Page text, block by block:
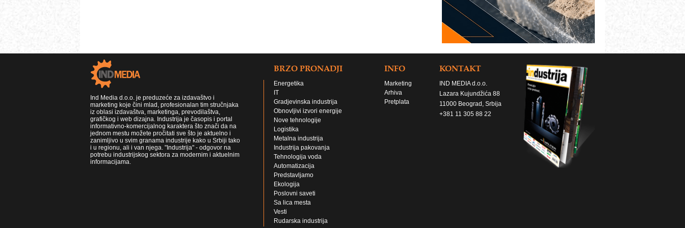
Ind Media d.o.o. je preduzeće za izdavaštvo i
marketing koje čini mlad, profesionalan tim stručnjaka
iz oblasi izdavaštva, marketinga, prevodilaštva,
grafičkog i web dizajna. Industrija je časopis i portal
informativno-komercijalnog karaktera što znači da na
jednom mestu možete pročitati sve što je aktuelno i
zanimljivo u svim granama industrije kako u Srbiji tako
i u regionu, ali i van njega. "Industrija" - odgovor na
potrebu industrijskog sektora za modernim i aktuelnim
informacijama.
BRZO PRONADJI
Energetika
IT
Gradjevinska industrija
Obnovljivi izvori energije
Nove tehnologije
Logistika
Metalna industrija
Industrija pakovanja
Tehnologija voda
Automatizacija
Predstavljamo
Ekologija
Poslovni saveti
Sa lica mesta
Vesti
Rudarska industrija
INFO
Marketing
Arhiva
Pretplata
KONTAKT
IND MEDIA d.o.o.
Lazara Kujundžića 88
11000 Beograd, Srbija
+381 11 305 88 22